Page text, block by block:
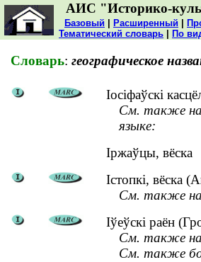
АИС "Историко-
Базовый Расширенный
Тематический словарь
По
Словарь: географическое
Іосіфаўскі
См. также на
языке:
Іржаўцы, вёска
Істопкі, вёска
См. также на
Іўеўскі раён
См. также на
См. также